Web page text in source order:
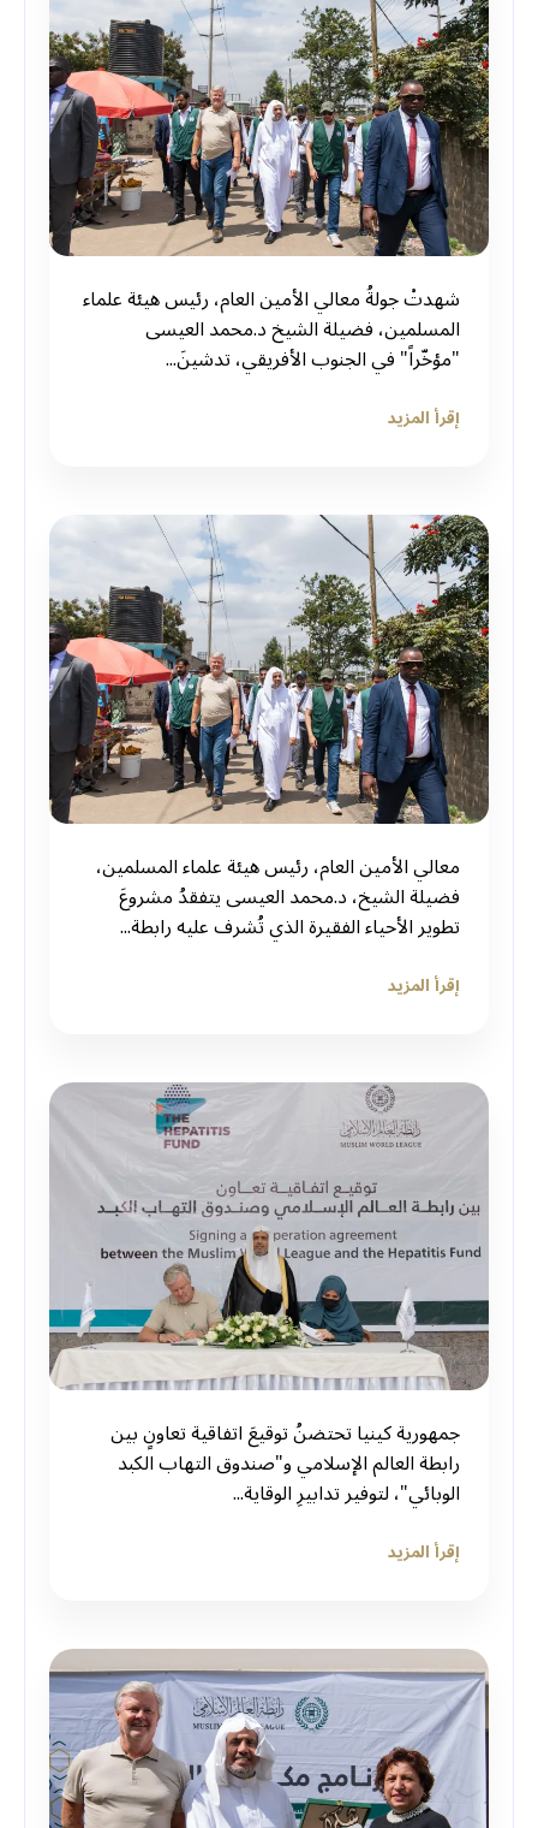
شهدتْ جولةُ معالي الأمين العام، رئيس هيئة علماء
المسلمين، فضيلة الشيخ د.⁧‫محمد العيسى‬⁩ ‬⁩
"مؤخّراً" في الجنوب الأفريقي، تدشينَ...
إقرأ المزيد
معالي الأمين العام، رئيس هيئة علماء المسلمين،
فضيلة الشيخ، د.⁧‫محمد العيسى‬⁩ يتفقدُ مشروعَ
تطوير الأحياء الفقيرة الذي تُشرف عليه ⁧‫رابطة...
إقرأ المزيد
جمهورية كينيا تحتضنُ توقيعَ اتفاقية تعاونٍ بين
⁧‫رابطة العالم الإسلامي‬⁩ و"صندوق التهاب الكبد
الوبائي"، لتوفير تدابيرِ الوقاية...
إقرأ المزيد